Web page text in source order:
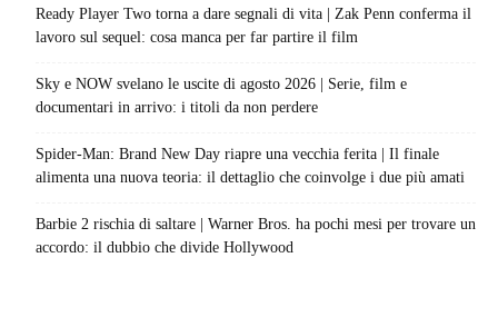
Ready Player Two torna a dare segnali di vita | Zak Penn conferma il
lavoro sul sequel: cosa manca per far partire il film
Sky e NOW svelano le uscite di agosto 2026 | Serie, film e
documentari in arrivo: i titoli da non perdere
Spider-Man: Brand New Day riapre una vecchia ferita | Il finale
alimenta una nuova teoria: il dettaglio che coinvolge i due più amati
Barbie 2 rischia di saltare | Warner Bros. ha pochi mesi per trovare un
accordo: il dubbio che divide Hollywood